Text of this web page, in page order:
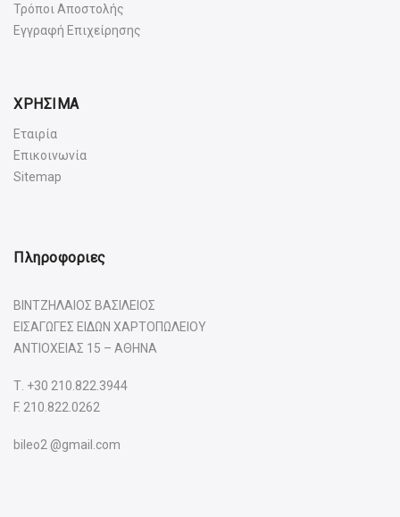
Τρόποι Αποστολής
Εγγραφή Επιχείρησης
ΧΡΗΣΙΜΑ
Εταιρία
Επικοινωνία
Sitemap
Πληροφοριες
ΒΙΝΤΖΗΛΑΙΟΣ ΒΑΣΙΛΕΙΟΣ
ΕΙΣΑΓΩΓΕΣ ΕΙΔΩΝ ΧΑΡΤΟΠΩΛΕΙΟΥ
ΑΝΤΙΟΧΕΙΑΣ 15 – ΑΘΗΝΑ
Τ. +30 210.822.3944
F. 210.822.0262
bileo2 @gmail.com